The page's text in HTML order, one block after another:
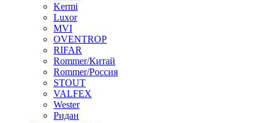
Kermi
Luxor
MVI
OVENTROP
RIFAR​
Rommer/Китай
Rommer/Россия
STOUT
VALFEX
Wester
Ридан